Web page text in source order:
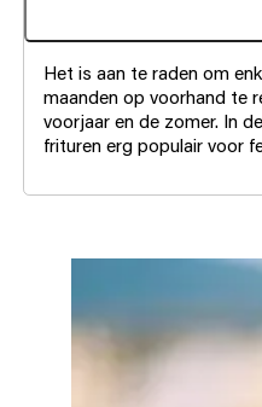
Het is aan te raden om
maanden op voorhand te
voorjaar en de zomer. In
frituren erg populair voor